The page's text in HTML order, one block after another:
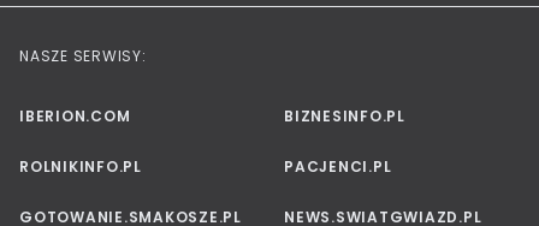
NASZE SERWISY:
IBERION.COM BIZNESINFO.PL
ROLNIKINFO.PL PACJENCI.PL
GOTOWANIE.SMAKOSZE.PL NEWS.SWIATGWIAZD.PL